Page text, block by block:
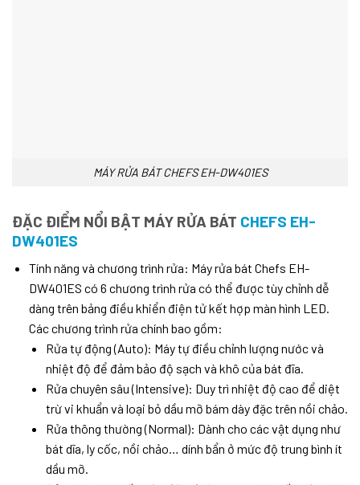
MÁY RỬA BÁT CHEFS EH-DW401ES
ĐẶC ĐIỂM NỔI BẬT MÁY RỬA BÁT CHEFS EH-
DW401ES
Tính năng và chương trình rửa: Máy rửa bát Chefs EH-
DW401ES có 6 chương trình rửa có thể được tùy chỉnh dễ
dàng trên bảng điều khiển điện tử kết hợp màn hình LED.
Các chương trình rửa chính bao gồm:
Rửa tự động (Auto): Máy tự điều chỉnh lượng nước và
nhiệt độ để đảm bảo độ sạch và khô của bát đĩa.
Rửa chuyên sâu (Intensive): Duy trì nhiệt độ cao để diệt
trừ vi khuẩn và loại bỏ dầu mỡ bám dày đặc trên nồi chảo.
Rửa thông thường (Normal): Dành cho các vật dụng như
bát dĩa, ly cốc, nồi chảo… dính bẩn ở mức độ trung bình ít
dầu mỡ.